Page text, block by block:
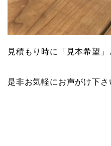
見積もり時に「見本希望」
是非お気軽にお声がけ下さ